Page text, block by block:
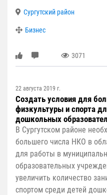
Сургутский район
Бизнес
3071
22 августа 2019 г.
Создать условия для
физкультуры и спорта
дошкольных
В Сургутском районе
большего числа НКО в
для работы в
образовательных
увеличить количество
спортом среди детей